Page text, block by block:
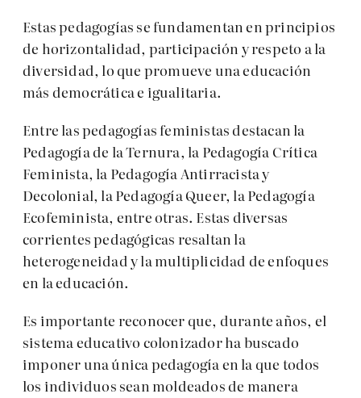
Estas pedagogías se fundamentan en principios
de horizontalidad, participación y respeto a la
diversidad, lo que promueve una educación
más democrática e igualitaria.
Entre las pedagogías feministas destacan la
Pedagogía de la Ternura, la Pedagogía Crítica
Feminista, la Pedagogía Antirracista y
Decolonial, la Pedagogía Queer, la Pedagogía
Ecofeminista, entre otras. Estas diversas
corrientes pedagógicas resaltan la
heterogeneidad y la multiplicidad de enfoques
en la educación.
Es importante reconocer que, durante años, el
sistema educativo colonizador ha buscado
imponer una única pedagogía en la que todos
los individuos sean moldeados de manera